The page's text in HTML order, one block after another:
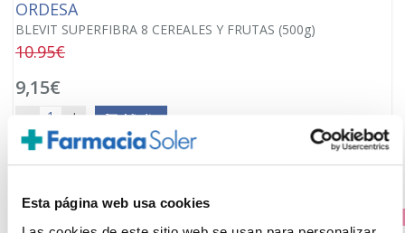
Esta página web usa cookies
ORDESA
BLEVIT SUPERFIBRA 8 CEREALES Y FRUTAS (500g)
10.95€
9,15€
- + Añadir